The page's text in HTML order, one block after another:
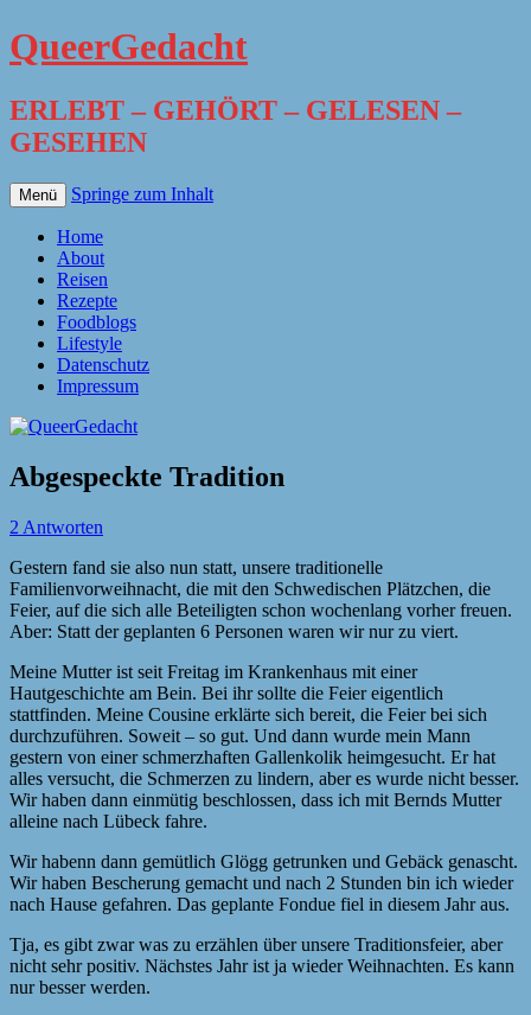
QueerGedacht
ERLEBT – GEHÖRT – GELESEN –
GESEHEN
Menü Springe zum Inhalt
Home
About
Reisen
Rezepte
Foodblogs
Lifestyle
Datenschutz
Impressum
Abgespeckte Tradition
2 Antworten
Gestern fand sie also nun statt, unsere traditionelle
Familienvorweihnacht, die mit den Schwedischen Plätzchen, die
Feier, auf die sich alle Beteiligten schon wochenlang vorher freuen.
Aber: Statt der geplanten 6 Personen waren wir nur zu viert.
Meine Mutter ist seit Freitag im Krankenhaus mit einer
Hautgeschichte am Bein. Bei ihr sollte die Feier eigentlich
stattfinden. Meine Cousine erklärte sich bereit, die Feier bei sich
durchzuführen. Soweit – so gut. Und dann wurde mein Mann
gestern von einer schmerzhaften Gallenkolik heimgesucht. Er hat
alles versucht, die Schmerzen zu lindern, aber es wurde nicht besser.
Wir haben dann einmütig beschlossen, dass ich mit Bernds Mutter
alleine nach Lübeck fahre.
Wir habenn dann gemütlich Glögg getrunken und Gebäck genascht.
Wir haben Bescherung gemacht und nach 2 Stunden bin ich wieder
nach Hause gefahren. Das geplante Fondue fiel in diesem Jahr aus.
Tja, es gibt zwar was zu erzählen über unsere Traditionsfeier, aber
nicht sehr positiv. Nächstes Jahr ist ja wieder Weihnachten. Es kann
nur besser werden.